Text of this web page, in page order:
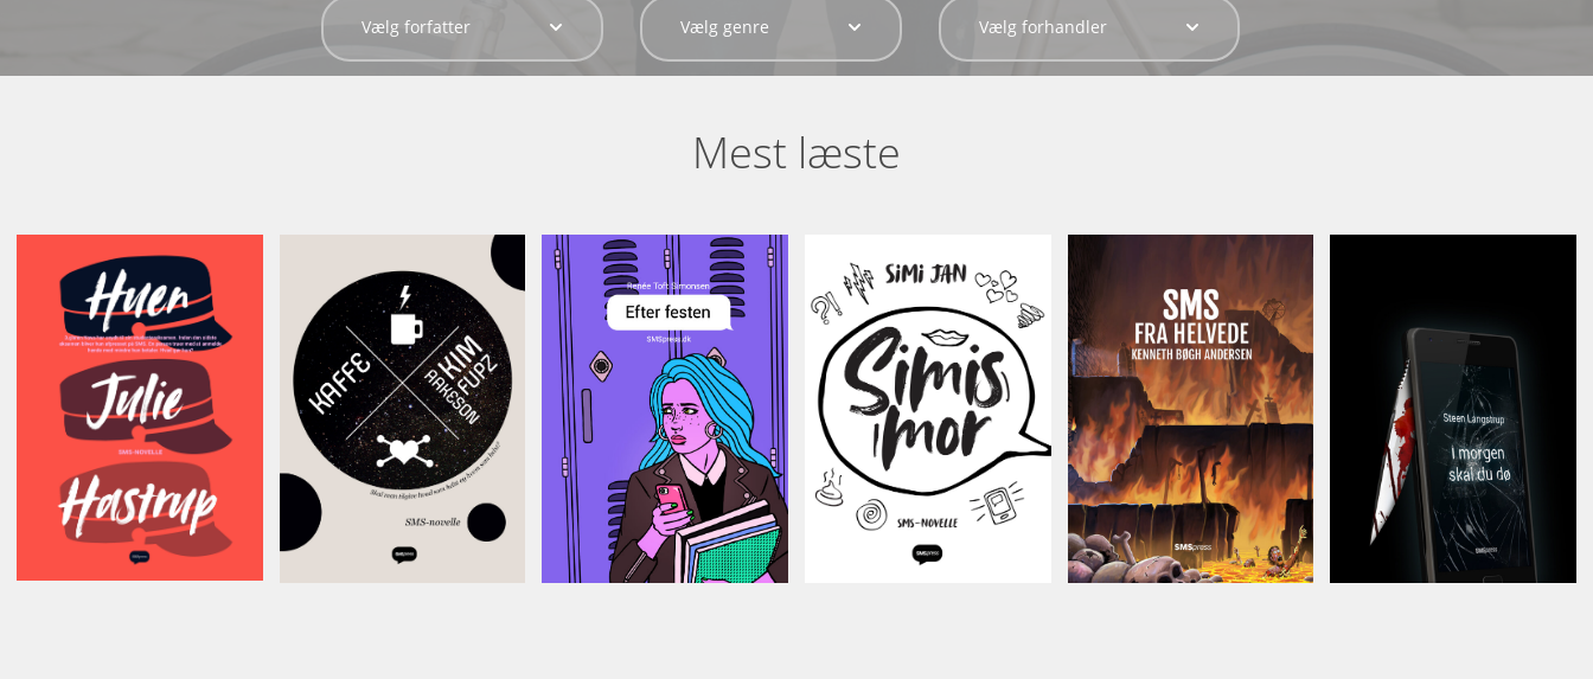
Vælg forfatter Vælg genre Vælg forhandler
Mest læste
Huen
Julie Hastrup
Kaffe
Kim Fupz
Aakeson
Efter festen
Renée Toft
Simonsen
Simis mor
Simi Jan
SMS fra
helvede
Kenneth Bøgh
Andersen
du dø
Steen Langstrup